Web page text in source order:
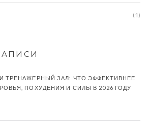
(1)
ТРЕНАЖЕРНЫЙ ЗАЛ: ЧТО ЭФФЕКТИВНЕЕ
ПОХУДЕНИЯ И СИЛЫ В 2026 ГОДУ